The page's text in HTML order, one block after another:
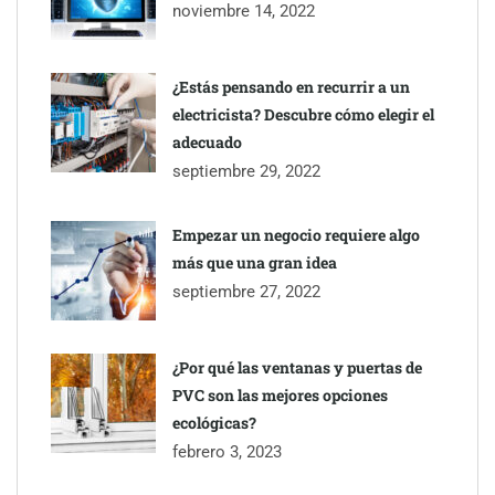
TBKids impulsa su expansión nacional con un modelo de
franquicia que redefine la educación tecnológica
Millones de desplazamientos en verano reabren el debate sobre
la seguridad en las carreteras, según SMA Road Safety
Perfumería Laura incorpora Nasomatto a su selección de
noviembre 14, 2022
¿Estás pensando en recurrir a un
electricista? Descubre cómo elegir el
adecuado
septiembre 29, 2022
Empezar un negocio requiere algo
más que una gran idea
septiembre 27, 2022
¿Por qué las ventanas y puertas de
PVC son las mejores opciones
ecológicas?
febrero 3, 2023